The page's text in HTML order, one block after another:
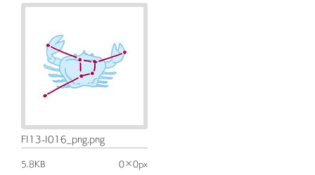
FI13-I016_png.png
5.8KB
0×0px